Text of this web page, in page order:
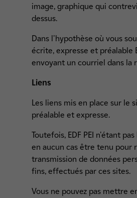
image, graphique qui
dessus.
Dans l'hypothèse où vous
écrite, expresse et préalable
envoyant un courriel dans la
Liens
Les liens mis en place sur
préalable et expresse.
Toutefois, EDF PEI n'étant
en aucun cas être tenu pour
transmission de données
fins, effectués par ces sites.
Vous ne pouvez pas mettre